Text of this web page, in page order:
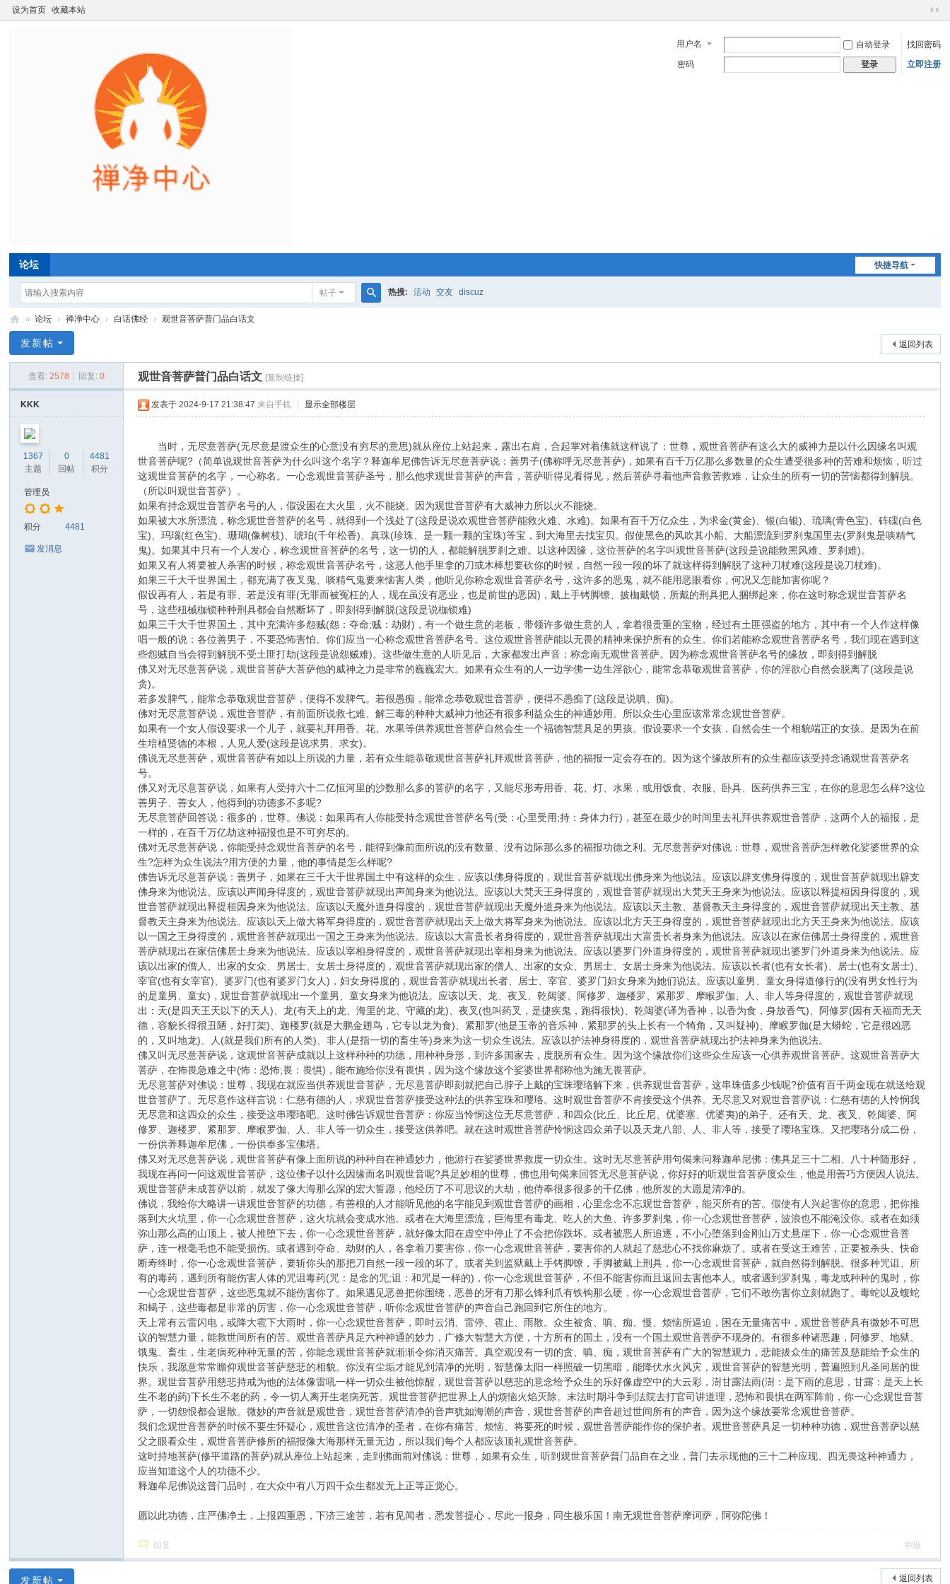
设为首页 收藏本站
切
到
窄
用户名 自动登录
找回密码
密码
登录 立即注册
快捷导航
论坛
帖子 热搜: 活动 交友 discuz
净
心
» 论坛 › 禅净中心 › 白话佛经 › 观世音菩萨普门品白话文
返回列表
发新帖
查看: 2578 回复: 0 观世音菩萨普门品白话文 [复制链接]
KKK
1367
主题
0
回帖
4481
积分
管理员
积分 4481
发消息
发表于 2024-9-17 21:38:47 来自手机 显示全部楼层
当时，无尽意菩萨(无尽意是渡众生的心意没有穷尽的意思)就从座位上站起来，露出右肩，合起掌对着佛就这样说了：世尊，观世音菩萨有这么大的威神力是以什么因缘名叫观
世音菩萨呢?（简单说观世音菩萨为什么叫这个名字？释迦牟尼佛告诉无尽意菩萨说：善男子(佛称呼无尽意菩萨)，如果有百千万亿那么多数量的众生遭受很多种的苦难和烦恼，听过
这观世音菩萨的名字，一心称名。一心念观世音菩萨圣号，那么他求观世音菩萨的声音，菩萨听得见看得见，然后菩萨寻着他声音救苦救难，让众生的所有一切的苦恼都得到解脱。
（所以叫观世音菩萨）。
如果有持念观世音菩萨名号的人，假设困在大火里，火不能烧。因为观世音菩萨有大威神力所以火不能烧。
如果被大水所漂流，称念观世音菩萨的名号，就得到一个浅处了(这段是说欢观世音菩萨能救火难、水难)。如果有百千万亿众生，为求金(黄金)、银(白银)、琉璃(青色宝)、砗磲(白色
宝)、玛瑙(红色宝)、珊瑚(像树枝)、琥珀(千年松香)、真珠(珍珠、是一颗一颗的宝珠)等宝，到大海里去找宝贝。假使黑色的风吹其小船、大船漂流到罗刹鬼国里去(罗刹鬼是啖精气
鬼)。如果其中只有一个人发心，称念观世音菩萨的名号，这一切的人，都能解脱罗刹之难。以这种因缘，这位菩萨的名字叫观世音菩萨(这段是说能救黑风难、罗刹难)。
如果又有人将要被人杀害的时候，称念观世音菩萨名号，这恶人他手里拿的刀或木棒想要砍你的时候，自然一段一段的坏了就这样得到解脱了这种刀杖难(这段是说刀杖难)。
如果三千大千世界国土，都充满了夜叉鬼、啖精气鬼要来恼害人类，他听见你称念观世音菩萨名号，这许多的恶鬼，就不能用恶眼看你，何况又怎能加害你呢？
假设再有人，若是有罪、若是没有罪(无罪而被冤枉的人，现在虽没有恶业，也是前世的恶因)，戴上手铐脚镣、披枷戴锁，所戴的刑具把人捆绑起来，你在这时称念观世音菩萨名
号，这些杻械枷锁种种刑具都会自然断坏了，即刻得到解脱(这段是说枷锁难)
如果三千大千世界国土，其中充满许多怨贼(怨：夺命;贼：劫财)，有一个做生意的老板，带领许多做生意的人，拿着很贵重的宝物，经过有土匪强盗的地方，其中有一个人作这样像
唱一般的说：各位善男子，不要恐怖害怕。你们应当一心称念观世音菩萨名号。这位观世音菩萨能以无畏的精神来保护所有的众生。你们若能称念观世音菩萨名号，我们现在遇到这
些怨贼自当会得到解脱不受土匪打劫(这段是说怨贼难)。这些做生意的人听见后，大家都发出声音：称念南无观世音菩萨。因为称念观世音菩萨名号的缘故，即刻得到解脱
佛又对无尽意菩萨说，观世音菩萨大菩萨他的威神之力是非常的巍巍宏大。如果有众生有的人一边学佛一边生淫欲心，能常念恭敬观世音菩萨，你的淫欲心自然会脱离了(这段是说
贪)。
若多发脾气，能常念恭敬观世音菩萨，便得不发脾气。若很愚痴，能常念恭敬观世音菩萨，便得不愚痴了(这段是说嗔、痴)。
佛对无尽意菩萨说，观世音菩萨，有前面所说救七难、解三毒的种种大威神力他还有很多利益众生的神通妙用。所以众生心里应该常常念观世音菩萨。
如果有一个女人假设要求一个儿子，就要礼拜用香、花、水果等供养观世音菩萨自然会生一个福德智慧具足的男孩。假设要求一个女孩，自然会生一个相貌端正的女孩。是因为在前
生培植贤德的本根，人见人爱(这段是说求男、求女)。
佛说无尽意菩萨，观世音菩萨有如以上所说的力量，若有众生能恭敬观世音菩萨礼拜观世音菩萨，他的福报一定会存在的。因为这个缘故所有的众生都应该受持念诵观世音菩萨名
号。
佛又对无尽意菩萨说，如果有人受持六十二亿恒河里的沙数那么多的菩萨的名字，又能尽形寿用香、花、灯、水果，或用饭食、衣服、卧具、医药供养三宝，在你的意思怎么样?这位
善男子、善女人，他得到的功德多不多呢?
无尽意菩萨回答说：很多的，世尊。佛说：如果再有人你能受持念观世音菩萨名号(受：心里受用;持：身体力行)，甚至在最少的时间里去礼拜供养观世音菩萨，这两个人的福报，是
一样的，在百千万亿劫这种福报也是不可穷尽的。
佛对无尽意菩萨说，你能受持念观世音菩萨的名号，能得到像前面所说的没有数量、没有边际那么多的福报功德之利。无尽意菩萨对佛说：世尊，观世音菩萨怎样教化娑婆世界的众
生?怎样为众生说法?用方便的力量，他的事情是怎么样呢?
佛告诉无尽意菩萨说：善男子，如果在三千大千世界国土中有这样的众生，应该以佛身得度的，观世音菩萨就现出佛身来为他说法。应该以辟支佛身得度的，观世音菩萨就现出辟支
佛身来为他说法。应该以声闻身得度的，观世音菩萨就现出声闻身来为他说法。应该以大梵天王身得度的，观世音菩萨就现出大梵天王身来为他说法。应该以释提桓因身得度的，观
世音菩萨就现出释提桓因身来为他说法。应该以天魔外道身得度的，观世音菩萨就现出天魔外道身来为他说法。应该以天主教、基督教天主身得度的，观世音菩萨就现出天主教、基
督教天主身来为他说法。应该以天上做大将军身得度的，观世音菩萨就现出天上做大将军身来为他说法。应该以北方天王身得度的，观世音菩萨就现出北方天王身来为他说法。应该
以一国之王身得度的，观世音菩萨就现出一国之王身来为他说法。应该以大富贵长者身得度的，观世音菩萨就现出大富贵长者身来为他说法。应该以在家信佛居士身得度的，观世音
菩萨就现出在家信佛居士身来为他说法。应该以宰相身得度的，观世音菩萨就现出宰相身来为他说法。应该以婆罗门外道身得度的，观世音菩萨就现出婆罗门外道身来为他说法。应
该以出家的僧人、出家的女众、男居士、女居士身得度的，观世音菩萨就现出家的僧人、出家的女众、男居士、女居士身来为他说法。应该以长者(也有女长者)、居士(也有女居士)、
宰官(也有女宰官)、婆罗门(也有婆罗门女人)，妇女身得度的，观世音菩萨就现出长者、居士、宰官、婆罗门妇女身来为她们说法。应该以童男、童女身得道修行的(没有男女性行为
的是童男、童女)，观世音菩萨就现出一个童男、童女身来为他说法。应该以天、龙、夜叉、乾闼婆、阿修罗、迦楼罗、紧那罗、摩睺罗伽、人、非人等身得度的，观世音菩萨就现
出：天(是四天王天以下的天人)、龙(有天上的龙、海里的龙、守藏的龙)、夜叉(也叫药叉，是捷疾鬼，跑得很快)、乾闼婆(译为香神，以香为食，身放香气)、阿修罗(因有天福而无天
德，容貌长得很丑陋，好打架)、迦楼罗(就是大鹏金翅鸟，它专以龙为食)、紧那罗(他是玉帝的音乐神，紧那罗的头上长有一个犄角，又叫疑神)、摩睺罗伽(是大蟒蛇，它是很凶恶
的，又叫地龙)、人(就是我们所有的人类)、非人(是指一切的畜生等)身来为这一切众生说法。应该以护法神身得度的，观世音菩萨就现出护法神身来为他说法。
佛又叫无尽意菩萨说，这观世音菩萨成就以上这样种种的功德，用种种身形，到许多国家去，度脱所有众生。因为这个缘故你们这些众生应该一心供养观世音菩萨。这观世音菩萨大
菩萨，在怖畏急难之中(怖：恐怖;畏：畏惧)，能布施给你没有畏惧，因为这个缘故这个娑婆世界都称他为施无畏菩萨。
无尽意菩萨对佛说：世尊，我现在就应当供养观世音菩萨，无尽意菩萨即刻就把自己脖子上戴的宝珠璎珞解下来，供养观世音菩萨，这串珠值多少钱呢?价值有百千两金现在就送给观
世音菩萨了。无尽意作这样言说：仁慈有德的人，求观世音菩萨接受这种法的供养宝珠和璎珞。这时观世音菩萨不肯接受这个供养。无尽意又对观世音菩萨说：仁慈有德的人怜悯我
无尽意和这四众的众生，接受这串璎珞吧。这时佛告诉观世音菩萨：你应当怜悯这位无尽意菩萨，和四众(比丘、比丘尼、优婆塞、优婆夷)的弟子、还有天、龙、夜叉、乾闼婆、阿
修罗、迦楼罗、紧那罗、摩睺罗伽、人、非人等一切众生，接受这供养吧。就在这时观世音菩萨怜悯这四众弟子以及天龙八部、人、非人等，接受了璎珞宝珠。又把璎珞分成二份，
一份供养释迦牟尼佛，一份供奉多宝佛塔。
佛又对无尽意菩萨说，观世音菩萨有像上面所说的种种自在神通妙力，他游行在娑婆世界救度一切众生。这时无尽意菩萨用句偈来问释迦牟尼佛：佛具足三十二相、八十种随形好，
我现在再问一问这观世音菩萨，这位佛子以什么因缘而名叫观世音呢?具足妙相的世尊，佛也用句偈来回答无尽意菩萨说，你好好的听观世音菩萨度众生，他是用善巧方便因人说法。
观世音菩萨未成菩萨以前，就发了像大海那么深的宏大誓愿，他经历了不可思议的大劫，他侍奉很多很多的千亿佛，他所发的大愿是清净的。
佛说，我给你大略讲一讲观世音菩萨的功德，有善根的人才能听见他的名字能见到观世音菩萨的画相，心里念念不忘观世音菩萨，能灭所有的苦。假使有人兴起害你的意思，把你推
落到大火坑里，你一心念观世音菩萨，这火坑就会变成水池。或者在大海里漂流，巨海里有毒龙、吃人的大鱼、许多罗刹鬼，你一心念观世音菩萨，波浪也不能淹没你。或者在如须
弥山那么高的山顶上，被人推堕下去，你一心念观世音菩萨，就好像太阳在虚空中停止了不会把你跌坏。或者被恶人所追逐，不小心堕落到金刚山万丈悬崖下，你一心念观世音菩
萨，连一根毫毛也不能受损伤。或者遇到夺命、劫财的人，各拿着刀要害你，你一心念观世音菩萨，要害你的人就起了慈悲心不找你麻烦了。或者在受这王难苦，正要被杀头、快命
断寿终时，你一心念观世音菩萨，要斩你头的那把刀自然一段一段的坏了。或者关到监狱戴上手铐脚镣，手脚被戴上刑具，你一心念观世音菩萨，就自然得到解脱。很多种咒诅、所
有的毒药，遇到所有能伤害人体的咒诅毒药(咒：是念的咒;诅：和咒是一样的)，你一心念观世音菩萨，不但不能害你而且返回去害他本人。或者遇到罗刹鬼，毒龙或种种的鬼时，你
一心念观世音菩萨，这些恶鬼就不能伤害你了。如果遇见恶兽把你围绕，恶兽的牙有刀那么锋利爪有铁钩那么硬，你一心念观世音菩萨，它们不敢伤害你立刻就跑了。毒蛇以及蝮蛇
和蝎子，这些毒都是非常的厉害，你一心念观世音菩萨，听你念观世音菩萨的声音自己跑回到它所住的地方。
天上常有云雷闪电，或降大雹下大雨时，你一心念观世音菩萨，即时云消、雷停、雹止、雨散。众生被贪、嗔、痴、慢、烦恼所逼迫，困在无量痛苦中，观世音菩萨具有微妙不可思
议的智慧力量，能救世间所有的苦。观世音菩萨具足六种神通的妙力，广修大智慧大方便，十方所有的国土，没有一个国土观世音菩萨不现身的。有很多种诸恶趣，阿修罗、地狱、
饿鬼、畜生，生老病死种种无量的苦，你能念观世音菩萨就渐渐令你消灭痛苦。真空观没有一切的贪、嗔、痴，观世音菩萨有广大的智慧观力，悲能拔众生的痛苦及慈能给予众生的
快乐，我愿意常常瞻仰观世音菩萨慈悲的相貌。你没有尘垢才能见到清净的光明，智慧像太阳一样照破一切黑暗，能降伏水火风灾，观世音菩萨的智慧光明，普遍照到凡圣同居的世
界。观世音菩萨用慈悲持戒为他的法体像雷吼一样一切众生被他惊醒，观世音菩萨以慈悲的意念给予众生的乐好像虚空中的大云彩，澍甘露法雨(澍：是下雨的意思，甘露：是天上长
生不老的药)下长生不老的药，令一切人离开生老病死苦。观世音菩萨把世界上人的烦恼火焰灭除。末法时期斗争到法院去打官司讲道理，恐怖和畏惧在两军阵前，你一心念观世音菩
萨，一切怨恨都会退散。微妙的声音就是观世音，观世音菩萨清净的音声犹如海潮的声音，观世音菩萨的声音超过世间所有的声音，因为这个缘故要常念观世音菩萨。
我们念观世音菩萨的时候不要生怀疑心，观世音这位清净的圣者，在你有痛苦、烦恼、将要死的时候，观世音菩萨能作你的保护者。观世音菩萨具足一切种种功德，观世音菩萨以慈
父之眼看众生，观世音菩萨修所的福报像大海那样无量无边，所以我们每个人都应该顶礼观世音菩萨。
这时持地菩萨(修平道路的菩萨)就从座位上站起来，走到佛面前对佛说：世尊，如果有众生，听到观世音菩萨普门品自在之业，普门去示现他的三十二种应现、四无畏这种神通力，
应当知道这个人的功德不少。
释迦牟尼佛说这普门品时，在大众中有八万四千众生都发无上正等正觉心。
愿以此功德，庄严佛净土，上报四重恩，下济三途苦，若有见闻者，悉发菩提心，尽此一报身，同生极乐国！南无观世音菩萨摩诃萨，阿弥陀佛！
回复 举报
返回列表
发新帖